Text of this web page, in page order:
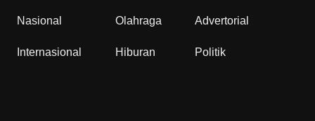
Nasional Olahraga Advertorial
Internasional Hiburan Politik